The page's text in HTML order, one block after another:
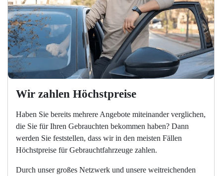
Wir zahlen Höchstpreise
Haben Sie bereits mehrere Angebote miteinander verglichen,
die Sie für Ihren Gebrauchten bekommen haben? Dann
werden Sie feststellen, dass wir in den meisten Fällen
Höchstpreise für Gebrauchtfahrzeuge zahlen.
Durch unser großes Netzwerk und unsere weitreichenden